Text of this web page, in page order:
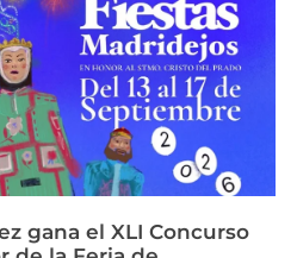
gana el XLI Concurso